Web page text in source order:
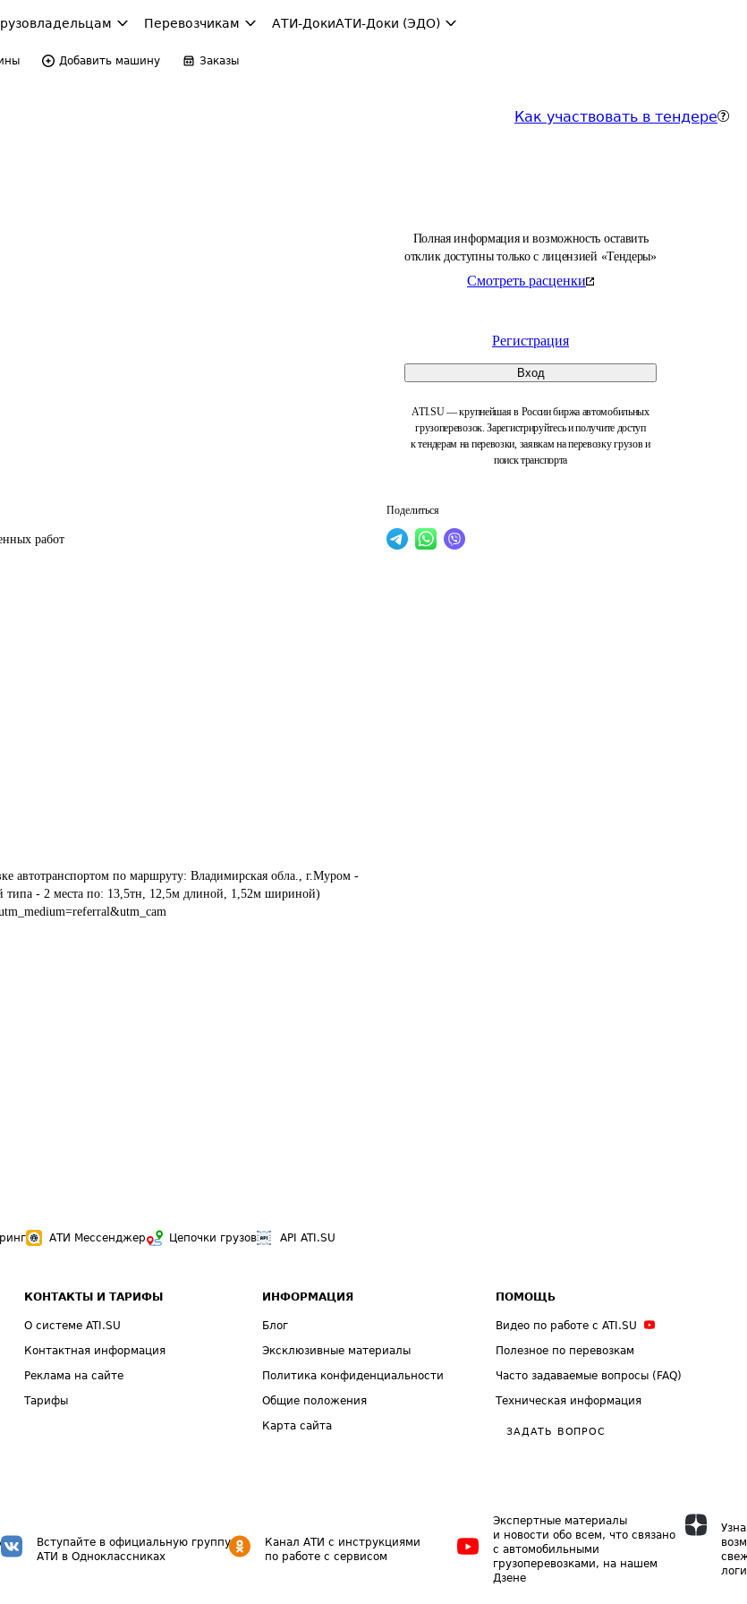
Перевозчикам АТИ-ДокиАТИ-Доки (ЭДО)
Добавить машину Заказы
Как участвовать в тендере
Полная информация и возможность оставить
отклик доступны только с лицензией «Тендеры»
Смотреть расценки
Регистрация
Вход
ATI.SU — крупнейшая в России биржа автомобильных
грузоперевозок. Зарегистрируйтесь и получите доступ
к тендерам на перевозки, заявкам на перевозку грузов и
поиск транспорта
Поделиться
работ
автотранспортом по маршруту: Владимирская обла., г.Муром -
типа - 2 места по: 13,5тн, 12,5м длиной, 1,52м шириной)
АТИ Мессенджер Цепочки грузов API ATI.SU
КОНТАКТЫ И ТАРИФЫ
О системе ATI.SU
Контактная информация
Реклама на сайте
Тарифы
ИНФОРМАЦИЯ
Блог
Эксклюзивные материалы
Политика конфиденциальности
Общие положения
Карта сайта
ПОМОЩЬ
Видео по работе с ATI.SU
Полезное по перевозкам
Часто задаваемые вопросы (FAQ)
Техническая информация
ЗАДАТЬ ВОПРОС
Вступайте в официальную группу
АТИ в Одноклассниках
Канал АТИ с инструкциями
по работе с сервисом
Экспертные материалы
и новости обо всем, что связано
с автомобильными
грузоперевозками, на нашем
Дзене